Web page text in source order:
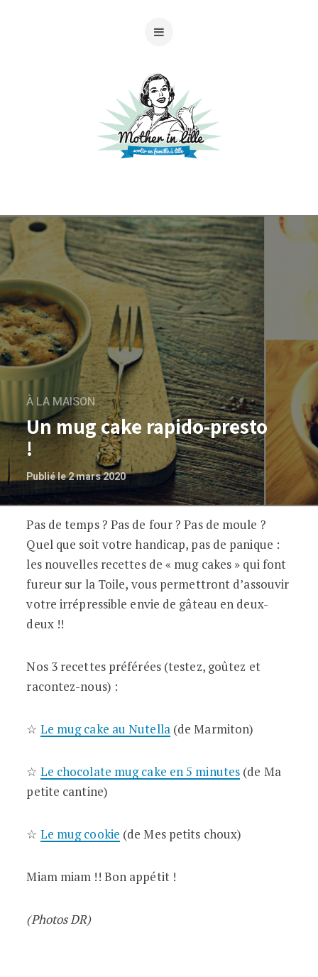
À LA MAISON
Un mug cake rapido-presto
!
Publié le 2 mars 2020
Un mug cake rapido-presto !
Pas de temps ? Pas de four ? Pas de moule ?
Quel que soit votre handicap, pas de panique :
les nouvelles recettes de « mug cakes » qui font
fureur sur la Toile, vous permettront d’assouvir
votre irrépressible envie de gâteau en deux-
deux !!
Nos 3 recettes préférées (testez, goûtez et
racontez-nous) :
☆ Le mug cake au Nutella(de Marmiton)
☆ Le chocolate mug cake en 5 minutes (de Ma
petite cantine)
☆ Le mug cookie (de Mes petits choux)
Miam miam !! Bon appétit !
(Photos DR)